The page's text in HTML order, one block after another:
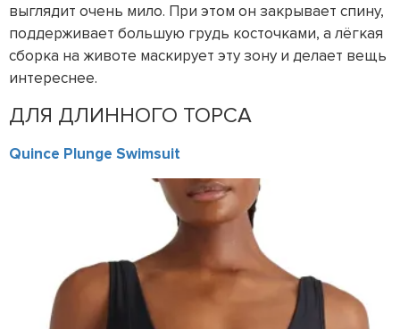
выглядит очень мило. При этом он закрывает спину,
поддерживает большую грудь косточками, а лёгкая
сборка на животе маскирует эту зону и делает вещь
интереснее.
ДЛЯ ДЛИННОГО ТОРСА
Quince Plunge Swimsuit